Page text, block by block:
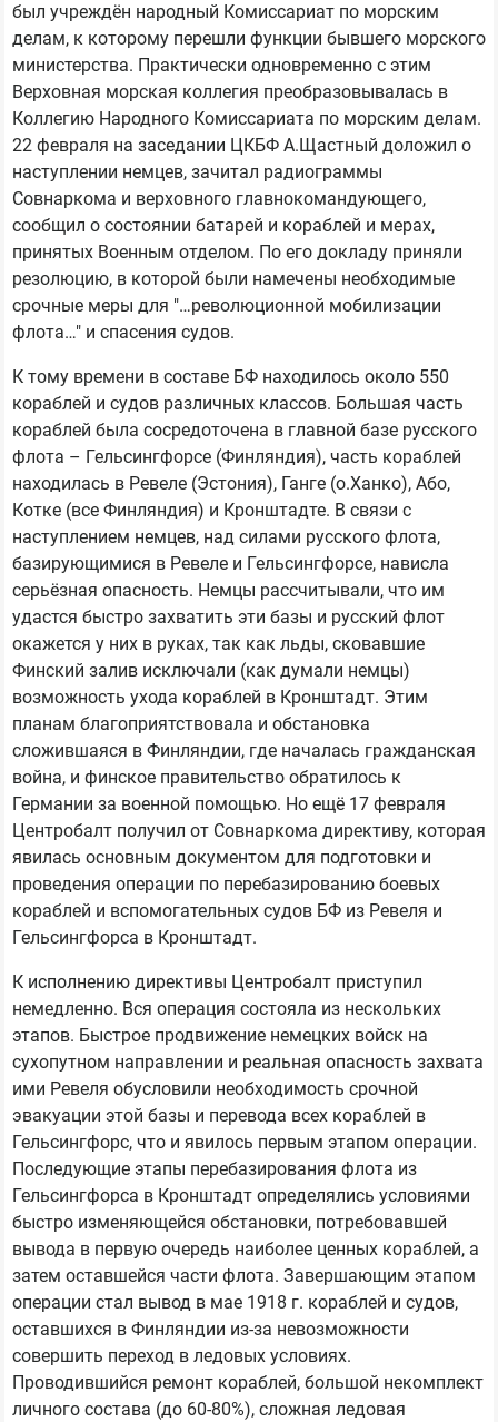
был учреждён народный Комиссариат по морским
делам, к которому перешли функции бывшего морского
министерства. Практически одновременно с этим
Верховная морская коллегия преобразовывалась в
Коллегию Народного Комиссариата по морским делам.
22 февраля на заседании ЦКБФ А.Щастный доложил о
наступлении немцев, зачитал радиограммы
Совнаркома и верховного главнокомандующего,
сообщил о состоянии батарей и кораблей и мерах,
принятых Военным отделом. По его докладу приняли
резолюцию, в которой были намечены необходимые
срочные меры для "…революционной мобилизации
флота…" и спасения судов.
К тому времени в составе БФ находилось около 550
кораблей и судов различных классов. Большая часть
кораблей была сосредоточена в главной базе русского
флота – Гельсингфорсе (Финляндия), часть кораблей
находилась в Ревеле (Эстония), Ганге (о.Ханко), Або,
Котке (все Финляндия) и Кронштадте. В связи с
наступлением немцев, над силами русского флота,
базирующимися в Ревеле и Гельсингфорсе, нависла
серьёзная опасность. Немцы рассчитывали, что им
удастся быстро захватить эти базы и русский флот
окажется у них в руках, так как льды, сковавшие
Финский залив исключали (как думали немцы)
возможность ухода кораблей в Кронштадт. Этим
планам благоприятствовала и обстановка
сложившаяся в Финляндии, где началась гражданская
война, и финское правительство обратилось к
Германии за военной помощью. Но ещё 17 февраля
Центробалт получил от Совнаркома директиву, которая
явилась основным документом для подготовки и
проведения операции по перебазированию боевых
кораблей и вспомогательных судов БФ из Ревеля и
Гельсингфорса в Кронштадт.
К исполнению директивы Центробалт приступил
немедленно. Вся операция состояла из нескольких
этапов. Быстрое продвижение немецких войск на
сухопутном направлении и реальная опасность захвата
ими Ревеля обусловили необходимость срочной
эвакуации этой базы и перевода всех кораблей в
Гельсингфорс, что и явилось первым этапом операции.
Последующие этапы перебазирования флота из
Гельсингфорса в Кронштадт определялись условиями
быстро изменяющейся обстановки, потребовавшей
вывода в первую очередь наиболее ценных кораблей, а
затем оставшейся части флота. Завершающим этапом
операции стал вывод в мае 1918 г. кораблей и судов,
оставшихся в Финляндии из-за невозможности
совершить переход в ледовых условиях.
Проводившийся ремонт кораблей, большой некомплект
личного состава (до 60-80%), сложная ледовая